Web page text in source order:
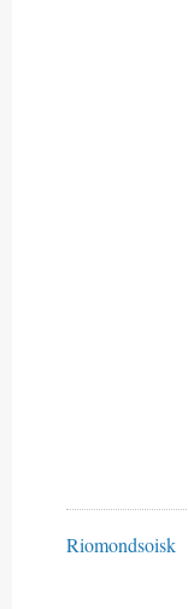
Riomondsoisk